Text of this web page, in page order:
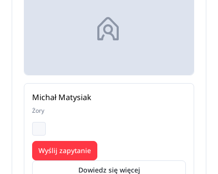
Michał Matysiak
Żory
Dowiedz się więcej
Wyślij zapytanie